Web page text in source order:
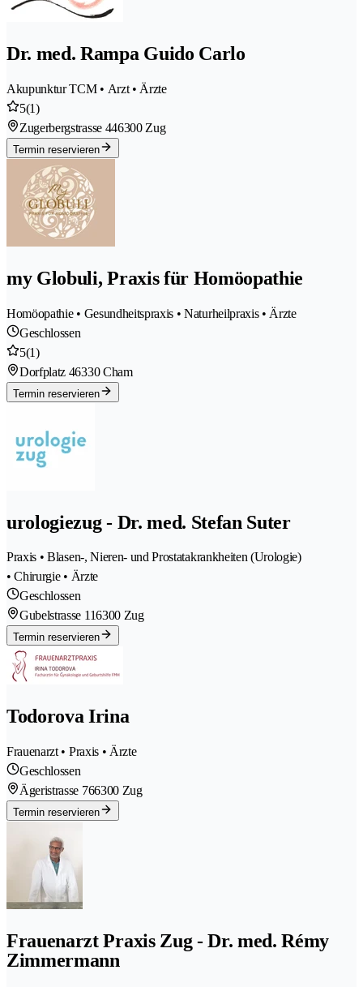
Dr. med. Rampa Guido Carlo
Akupunktur TCM • Arzt • Ärzte
5(1)
Zugerbergstrasse 446300 Zug
Termin reservieren
my Globuli, Praxis für Homöopathie
Homöopathie • Gesundheitspraxis • Naturheilpraxis • Ärzte
Geschlossen
5(1)
Dorfplatz 46330 Cham
Termin reservieren
urologiezug - Dr. med. Stefan Suter
Praxis • Blasen-, Nieren- und Prostatakrankheiten (Urologie)
• Chirurgie • Ärzte
Geschlossen
Gubelstrasse 116300 Zug
Termin reservieren
Todorova Irina
Frauenarzt • Praxis • Ärzte
Geschlossen
Ägeristrasse 766300 Zug
Termin reservieren
Frauenarzt Praxis Zug - Dr. med. Rémy
Zimmermann